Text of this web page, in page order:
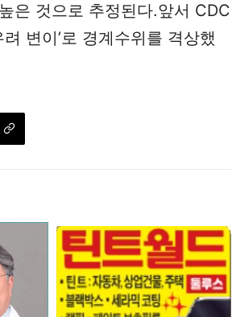
은 것으로 추정된다.앞서 CDC
변이’로 경계수위를 격상했